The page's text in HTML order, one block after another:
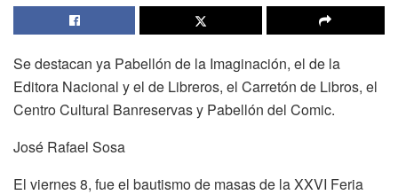
Se destacan ya Pabellón de la Imaginación, el de la
Editora Nacional y el de Libreros, el Carretón de Libros, el
Centro Cultural Banreservas y Pabellón del Comic.
José Rafael Sosa
El viernes 8, fue el bautismo de masas de la XXVI Feria